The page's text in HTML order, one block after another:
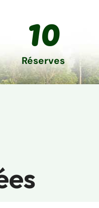
entretien d’infrastructures
dans les aires
protégées
Réserves
10